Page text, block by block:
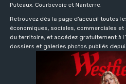
Puteaux, Courbevoie et Nanterre.
Retrouvez dès la page d’accueil toutes
économiques, sociales, commerciales
du territoire, et accédez gratuitement à
dossiers et galeries photos publiés